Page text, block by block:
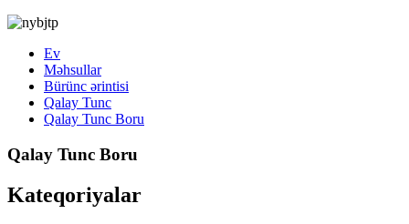
Ev
Məhsullar
Bürünc ərintisi
Qalay Tunc
Qalay Tunc Boru
Qalay Tunc Boru
Kateqoriyalar